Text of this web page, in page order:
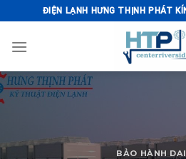
to
content
ĐIỆN LẠNH HƯNG THỊNH PHÁT
BẢO HÀNH